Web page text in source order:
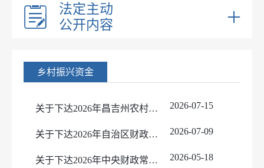
法定主动
公开内容
部门职能
内设机构
财政直达资金
财政预决算
2016年预算及三公经费
政策法规文件
乡村振兴资金
关于下达2026年昌吉州农村供水基础设施巩固提升项目资金预算的通知 2026-07-15
关于下达2026年自治区财政常态化帮扶资金（开发式帮扶任务）预算的通知 2026-07-09
关于下达2026年中央财政常态化帮扶资金预算的通知 2026-05-18